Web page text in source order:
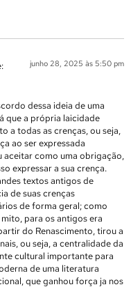
junho 28, 2025 às 5:50 pm
dessa ideia de uma
que a própria laicidade
a todas as crenças, ou seja,
ao ser expressada
aceitar como uma obrigação,
expressar a sua crença.
textos antigos de
de suas crenças
de forma geral; como
para os antigos era
do Renascimento, tirou a
ou seja, a centralidade da
cultural importante para
de uma literatura
que ganhou força ja nos